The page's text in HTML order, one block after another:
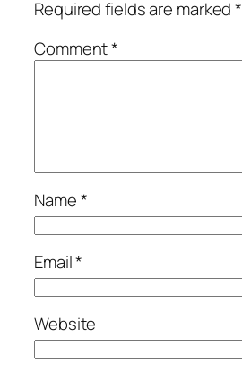
Required fields are marked*
Comment*
Name*
Email*
Website